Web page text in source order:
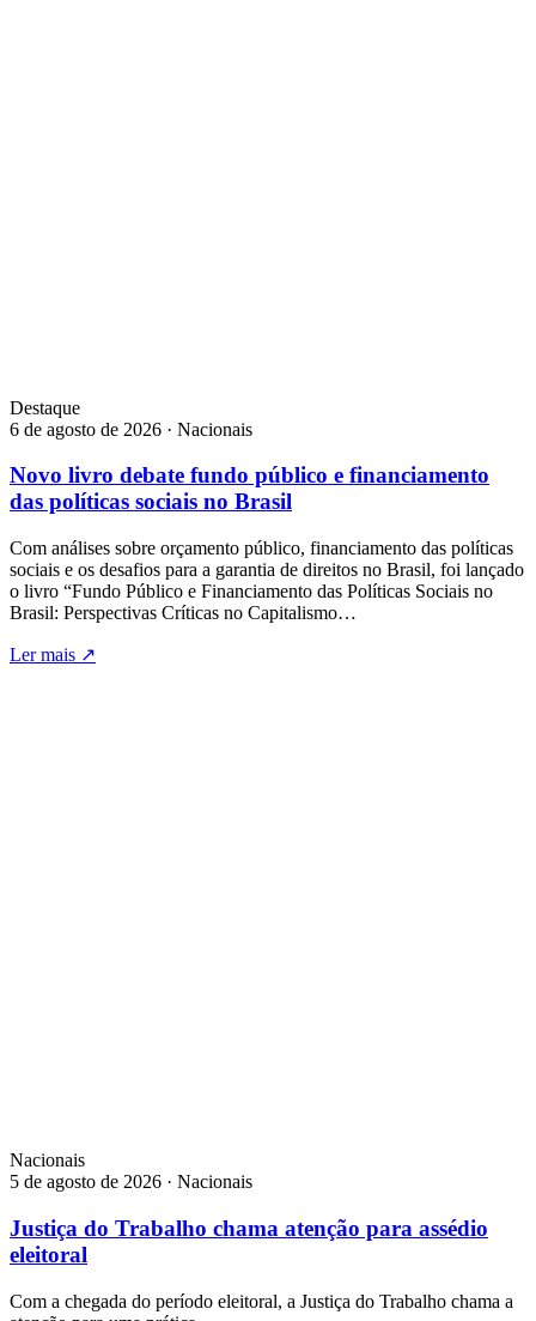
Destaque
6 de agosto de 2026 · Nacionais
Novo livro debate fundo público e financiamento
das políticas sociais no Brasil
Com análises sobre orçamento público, financiamento das políticas
sociais e os desafios para a garantia de direitos no Brasil, foi lançado
o livro “Fundo Público e Financiamento das Políticas Sociais no
Brasil: Perspectivas Críticas no Capitalismo…
Ler mais ↗
Nacionais
5 de agosto de 2026 · Nacionais
Justiça do Trabalho chama atenção para assédio
eleitoral
Com a chegada do período eleitoral, a Justiça do Trabalho chama a